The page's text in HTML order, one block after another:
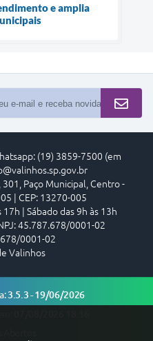
e amplia
(19) 3859-7500 (em
Paço Municipal, Centro -
| CEP: 13270-005
| Sábado das 9h às 13h
45.787.678/0001-02
0001-02
Valinhos
3.5.3 - 19/06/2026